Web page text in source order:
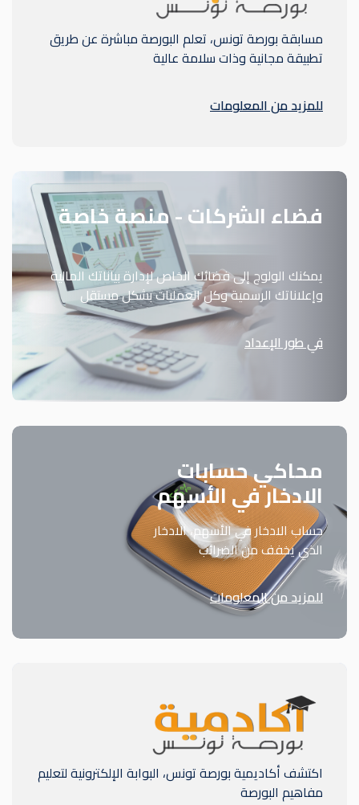
مسابقة بورصة تونس، تعلم البورصة مباشرة عن طريق
تطبيقة مجانية وذات سلامة عالية
للمزيد من المعلومات
فضاء الشركات - منصة خاصة
يمكنك الولوج إلى فضائك الخاص لإدارة بياناتك المالية
وإعلاناتك الرسمية وكل العمليات بشكل مستقل
في طور الإعداد
محاكي حسابات
الادخار في الأسهم
حساب الادخار في الأسهم، الادخار
الذي يخفف من الضرائب
للمزيد من المعلومات
اكتشف أكاديمية بورصة تونس، البوابة الإلكترونية لتعليم
مفاهيم البورصة